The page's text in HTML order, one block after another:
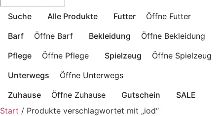
Suche Alle Produkte Futter
Öffne Futter
Barf
Öffne Barf Bekleidung
Öffne Bekleidung
Pflege
Öffne Pflege Spielzeug
Öffne Spielzeug
Unterwegs
Öffne Unterwegs
Zuhause
Öffne Zuhause Gutschein
SALE
Start / Produkte verschlagwortet mit „iod“